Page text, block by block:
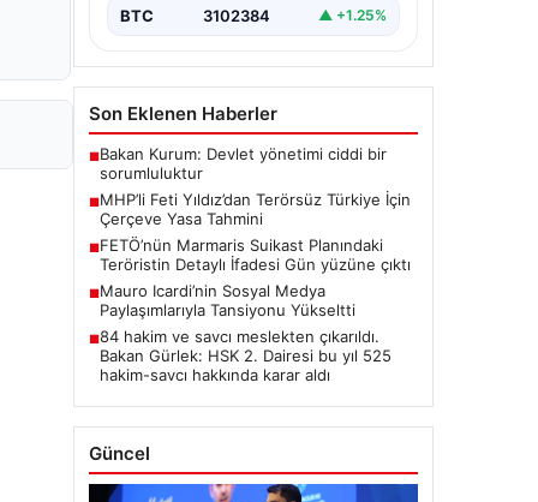
BTC 3102384 ▲ +1.25%
Son Eklenen Haberler
■Bakan Kurum: Devlet yönetimi ciddi bir
sorumluluktur
■MHP’li Feti Yıldız’dan Terörsüz Türkiye İçin
Çerçeve Yasa Tahmini
■FETÖ’nün Marmaris Suikast Planındaki
Teröristin Detaylı İfadesi Gün yüzüne çıktı
■Mauro Icardi’nin Sosyal Medya
Paylaşımlarıyla Tansiyonu Yükseltti
■84 hakim ve savcı meslekten çıkarıldı.
Bakan Gürlek: HSK 2. Dairesi bu yıl 525
hakim-savcı hakkında karar aldı
Güncel